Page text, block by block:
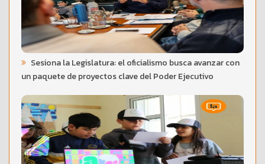
Sesiona la Legislatura: el oficialismo busca avanzar con
un paquete de proyectos clave del Poder Ejecutivo